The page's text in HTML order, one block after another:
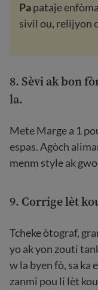
Papataje
sivil ou, relijyon
8. Sèvi ak bon
la.
Mete Marge a 1
espas. Agòch
menm style ak
9. Corrige lèt
Tcheke òtograf,
yo ak yon zouti
w la byen fò, sa ka
zanmi pou li lèt